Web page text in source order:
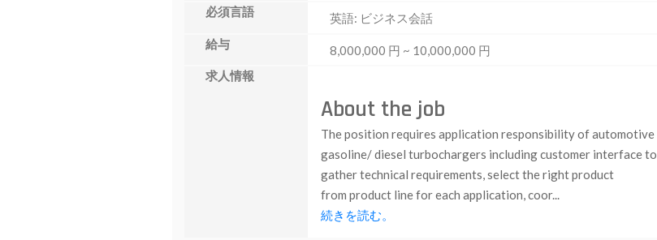
必須言語
英語: ビジネス会話
給与
8,000,000 円 ~ 10,000,000 円
求人情報
About the job
The position requires application responsibility of automotive
gasoline/ diesel turbochargers including customer interface to
gather technical requirements, select the right product
from product line for each application, coor...
続きを読む。